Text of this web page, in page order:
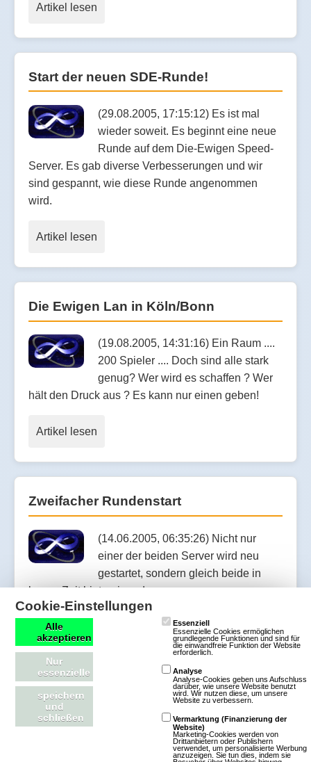
Artikel lesen
Start der neuen SDE-Runde!
(29.08.2005, 17:15:12) Es ist mal
wieder soweit. Es beginnt eine neue
Runde auf dem Die-Ewigen Speed-
Server. Es gab diverse Verbesserungen und wir
sind gespannt, wie diese Runde angenommen
wird.
Artikel lesen
Die Ewigen Lan in Köln/Bonn
(19.08.2005, 14:31:16) Ein Raum ....
200 Spieler .... Doch sind alle stark
genug? Wer wird es schaffen ? Wer
hält den Druck aus ? Es kann nur einen geben!
Artikel lesen
Zweifacher Rundenstart
(14.06.2005, 06:35:26) Nicht nur
einer der beiden Server wird neu
gestartet, sondern gleich beide in
kurzer Zeit hintereinander.
Artikel lesen
Start der neuen sdE Runde
(15.05.2005, 19:55:01) Es ist wieder
soweit, auf dem Speed-Test-Server
Cookie-Einstellungen
Alle
akzeptieren
Nur
essenzielle
speichern
und
schließen
Essenziell
Essenzielle Cookies ermöglichen
grundlegende Funktionen und sind für
die einwandfreie Funktion der Website
erforderlich.
Analyse
Analyse-Cookies geben uns Aufschluss
darüber, wie unsere Website benutzt
wird. Wir nutzen diese, um unsere
Website zu verbessern.
Vermarktung (Finanzierung der
Website)
Marketing-Cookies werden von
Drittanbietern oder Publishern
verwendet, um personalisierte Werbung
anzuzeigen. Sie tun dies, indem sie